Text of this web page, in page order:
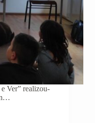
Ver” realizou-